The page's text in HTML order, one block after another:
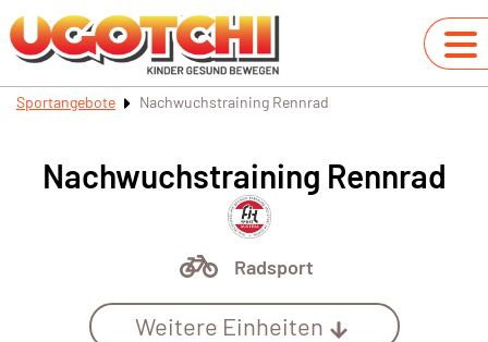
Sportangebote Nachwuchstraining Rennrad
Nachwuchstraining Rennrad
Radsport
Weitere Einheiten